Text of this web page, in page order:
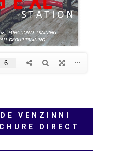
VENZINNI
DIRECT